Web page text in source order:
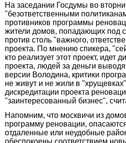
На заседании Госдумы во
"безответственными
противников программы
жители домов, попадающих под
против столь "важного,
проекта. По мнению спикера,
кто реализует этот проект, идет
проекта, людей за деньги
версии Володина, критики
не живут и не жили в
дискредитации проекта
"заинтересованный бизнес",
Напомним, что москвичи из
программу реновации,
отдаленные или неудобные
обеспокоены соответствием